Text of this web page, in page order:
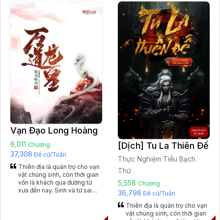
vượt qua sinh tử, đã vượt ra
thiên địa, tại bên ngoài thời
gian, chúng ta sẽ gặp phải
điều gì nữa, và bản thân
chúng ta đã là đẳng cấp gì,
định nghĩa ra sao? Đây là
quyển sách kế tiếp của Nhĩ
Căn, sau những quyển: 《
Tiên Nghịch 》 《 Cầu Ma 》
《 Ngã Dục Phong Thiên 》
《 Nhất Niệm Vĩnh Hằng 》 《
Tam Thốn Nhân Gian 》, là
quyển tiểu thuyết dài thứ 6 《
Quang Âm Chi Ngoại 》(Dịch
tên truyện: Bên Ngoài Thời
Gian).
xét dò. Như vậy thì, nếu đã
vượt qua sinh tử, đã vượt ra
thiên địa, tại bên ngoài thời
gian, chúng ta sẽ gặp phải
điều gì nữa, và bản thân
chúng ta đã là đẳng cấp gì,
định nghĩa ra sao? Đây là
quyển sách kế tiếp của Nhĩ
Căn, sau những quyển: 《
Tiên Nghịch 》 《 Cầu Ma 》
《 Ngã Dục Phong Thiên 》
《 Nhất Niệm Vĩnh Hằng 》 《
Tam Thốn Nhân Gian 》, là
quyển tiểu thuyết dài thứ 6 《
Quang Âm Chi Ngoại 》(Dịch
tên truyện: Bên Ngoài Thời
Gian).
Vạn Đạo Long Hoàng
6,011 Chương
37,308 Đề cử/Tuần
Thiên địa là quán trọ cho vạn
vật chúng sinh, còn thời gian
vốn là khách qua đường từ
xưa đến nay. Sinh và tử sai
[Dịch] Tu La Thiên Đế
Thực Nghiệm Tiểu Bạch
Thử
5,558 Chương
36,798 Đề cử/Tuần
Thiên địa là quán trọ cho vạn
vật chúng sinh, còn thời gian